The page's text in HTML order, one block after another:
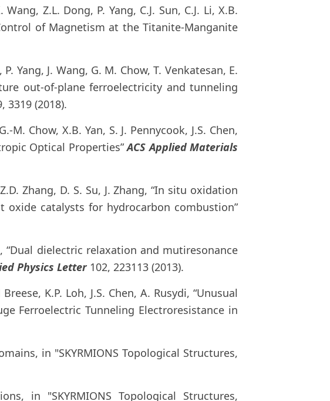
Z.L. Dong, P. Yang, C.J. Sun, C.J. Li, X.B.
of Magnetism at the Titanite-Manganite
Yang, J. Wang, G. M. Chow, T. Venkatesan, E.
out-of-plane ferroelectricity and tunneling
3319 (2018).
M. Chow, X.B. Yan, S. J. Pennycook, J.S. Chen,
Optical Properties”ACS Applied Materials
Zhang, D. S. Su, J. Zhang, “In situ oxidation
oxide catalysts for hydrocarbon combustion”
“Dual dielectric relaxation and mutiresonance
Physics Letter 102, 223113 (2013).
K.P. Loh, J.S. Chen, A. Rusydi, “Unusual
Ferroelectric Tunneling Electroresistance in
in "SKYRMIONS Topological Structures,
in "SKYRMIONS Topological Structures,